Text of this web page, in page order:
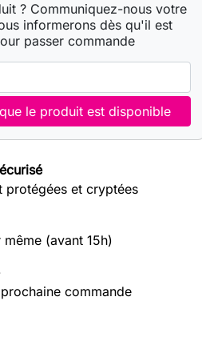
? Communiquez-nous votre
informerons dès qu'il est
passer commande
le produit est disponible
protégées et cryptées
(avant 15h)
commande